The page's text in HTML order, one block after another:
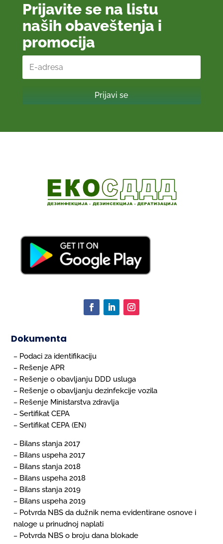
Prijavite se na listu
naših obaveštenja i
promocija
Prijavi se
Dokumenta
– Podaci za identifikaciju
– Rešenje APR
– Rešenje o obavljanju DDD usluga
– Rešenje o obavljanju dezinfekcije vozila
– Rešenje Ministarstva zdravlja
–Sertifikat CEPA
–Sertifikat CEPA (EN)
– Bilans stanja 2017
– Bilans uspeha 2017
– Bilans stanja 2018
– Bilans uspeha 2018
– Bilans stanja 2019
– Bilans uspeha 2019
– Potvrda NBS da dužnik nema evidentirane osnove i
naloge u prinudnoj naplati
– Potvrda NBS o broju dana blokade